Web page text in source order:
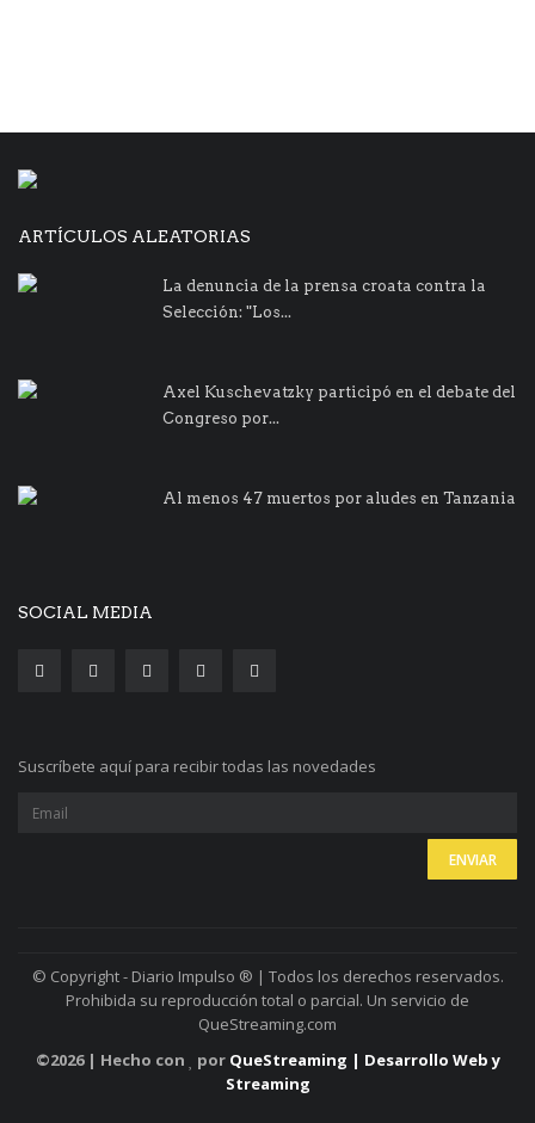
ARTÍCULOS ALEATORIAS
La denuncia de la prensa croata contra la
Selección: "Los...
Axel Kuschevatzky participó en el debate del
Congreso por...
Al menos 47 muertos por aludes en Tanzania
SOCIAL MEDIA
Suscríbete aquí para recibir todas las novedades
© Copyright - Diario Impulso ® | Todos los derechos reservados.
Prohibida su reproducción total o parcial. Un servicio de
QueStreaming.com
©2026 | Hecho con por QueStreaming | Desarrollo Web y
Streaming